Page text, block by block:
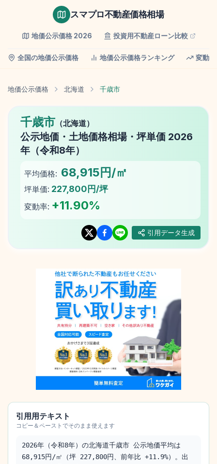
スマプロ不動産価格相場
地価公示価格 2026 投資用不動産ローン比較
全国の地価公示価格 地価公示価格ランキング 変動
地価公示価格 北海道 千歳市
千歳市 （北海道）
公示地価 ・土地価格相場・坪単価 2026
年（令和8年）
平均価格: 68,915円/㎡
坪単価: 227,800円/坪
変動率: +11.90%
引用データ生成
引用用テキスト
コピー＆ペーストでそのまま使えます
2026年（令和8年）の北海道千歳市 公示地価平均は
68,915円/㎡（坪 227,800円、前年比 +11.9%）。出